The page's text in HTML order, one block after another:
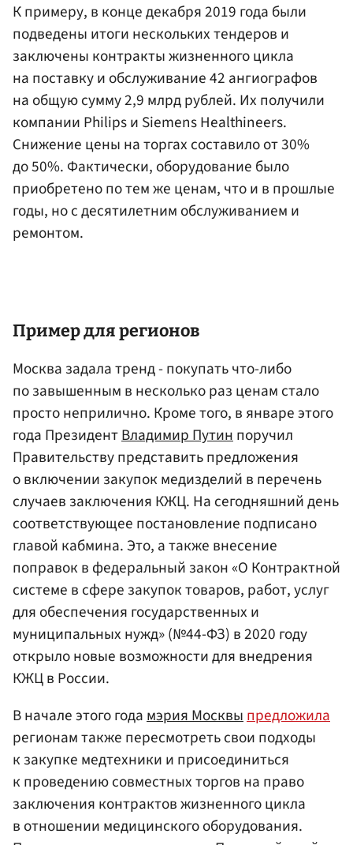
К примеру, в конце декабря 2019 года были
подведены итоги нескольких тендеров и
заключены контракты жизненного цикла
на поставку и обслуживание 42 ангиографов
на общую сумму 2,9 млрд рублей. Их получили
компании Philips и Siemens Healthineers.
Снижение цены на торгах составило от 30%
до 50%. Фактически, оборудование было
приобретено по тем же ценам, что и в прошлые
годы, но с десятилетним обслуживанием и
ремонтом.
Пример для регионов
Москва задала тренд - покупать что-либо
по завышенным в несколько раз ценам стало
просто неприлично. Кроме того, в январе этого
года ПрезидентВладимир Путинпоручил
Правительству представить предложения
о включении закупок медизделий в перечень
случаев заключения КЖЦ. На сегодняшний день
соответствующее постановление подписано
главой кабмина. Это, а также внесение
поправок в федеральный закон «О Контрактной
системе в сфере закупок товаров, работ, услуг
для обеспечения государственных и
муниципальных нужд» (№44-ФЗ) в 2020 году
открыло новые возможности для внедрения
КЖЦ в России.
В начале этого годамэрия Москвыпредложила
регионам также пересмотреть свои подходы
к закупке медтехники и присоединиться
к проведению совместных торгов на право
заключения контрактов жизненного цикла
в отношении медицинского оборудования.